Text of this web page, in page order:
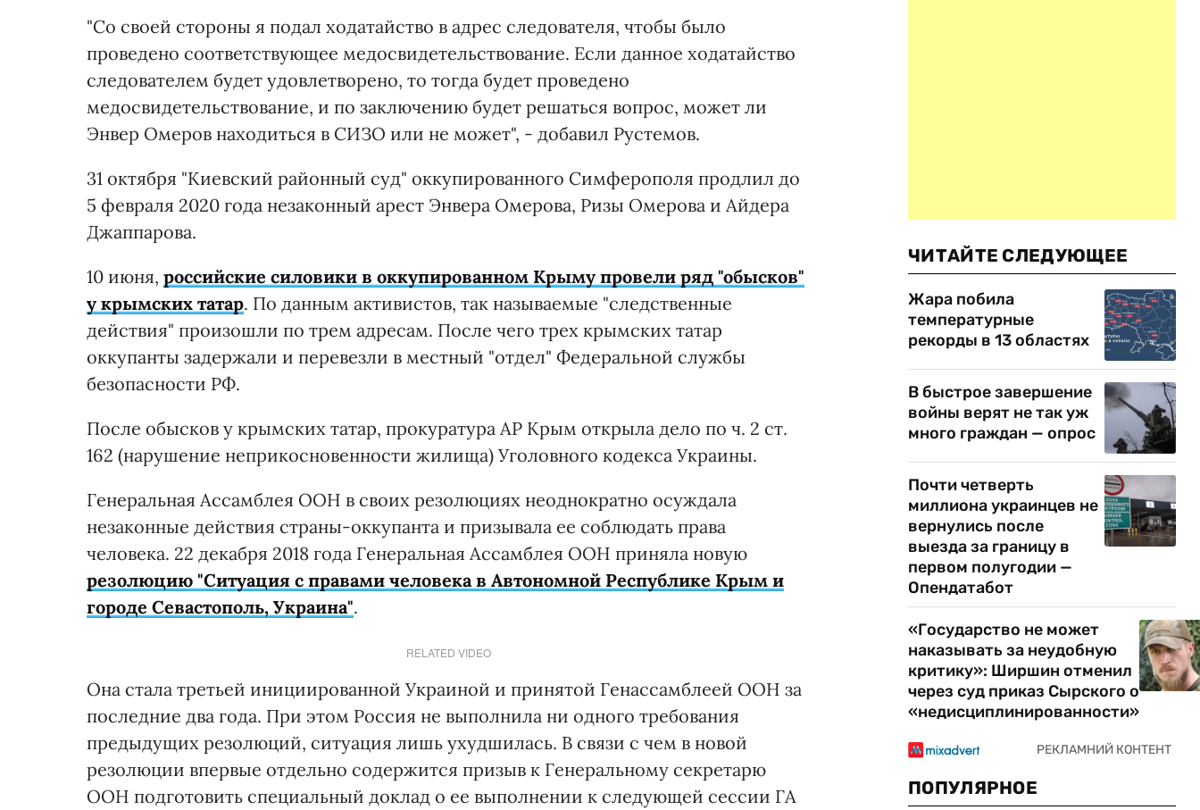
"Со своей стороны я подал ходатайство в адрес следователя, чтобы было
проведено соответствующее медосвидетельствование. Если данное ходатайство
следователем будет удовлетворено, то тогда будет проведено
медосвидетельствование, и по заключению будет решаться вопрос, может ли
Энвер Омеров находиться в СИЗО или не может", - добавил Рустемов.
31 октября "Киевский районный суд" оккупированного Симферополя продлил до
5 февраля 2020 года незаконный арест Энвера Омерова, Ризы Омерова и Айдера
Джаппарова.
10 июня, российские силовики в оккупированном Крыму провели ряд "обысков"
у крымских татар. По данным активистов, так называемые "следственные
действия" произошли по трем адресам. После чего трех крымских татар
оккупанты задержали и перевезли в местный "отдел" Федеральной службы
безопасности РФ.
После обысков у крымских татар, прокуратура АР Крым открыла дело по ч. 2 ст.
162 (нарушение неприкосновенности жилища) Уголовного кодекса Украины.
Генеральная Ассамблея ООН в своих резолюциях неоднократно осуждала
незаконные действия страны-оккупанта и призывала ее соблюдать права
человека. 22 декабря 2018 года Генеральная Ассамблея ООН приняла новую
резолюцию "Ситуация с правами человека в Автономной Республике Крым и
городе Севастополь, Украина".
RELATED VIDEO
Она стала третьей инициированной Украиной и принятой Генассамблеей ООН за
последние два года. При этом Россия не выполнила ни одного требования
предыдущих резолюций, ситуация лишь ухудшилась. В связи с чем в новой
резолюции впервые отдельно содержится призыв к Генеральному секретарю
ООН подготовить специальный доклад о ее выполнении к следующей сессии ГА
ЧИТАЙТЕ СЛЕДУЮЩЕЕ
Жара побила
температурные
рекорды в 13 областях
В быстрое завершение
войны верят не так уж
много граждан — опрос
Почти четверть
миллиона украинцев не
вернулись после
выезда за границу в
первом полугодии —
Опендатабот
«Государство не может
наказывать за неудобную
критику»: Ширшин отменил
через суд приказ Сырского о
«недисциплинированности»
ПОПУЛЯРНОЕ